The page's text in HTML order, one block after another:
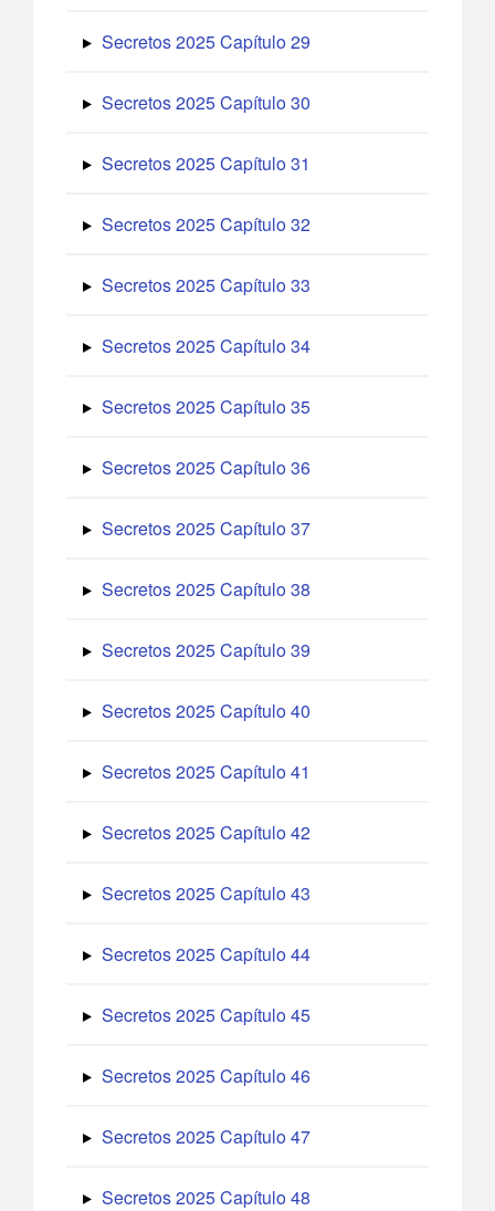
Secretos 2025 Capítulo 29
Secretos 2025 Capítulo 30
Secretos 2025 Capítulo 31
Secretos 2025 Capítulo 32
Secretos 2025 Capítulo 33
Secretos 2025 Capítulo 34
Secretos 2025 Capítulo 35
Secretos 2025 Capítulo 36
Secretos 2025 Capítulo 37
Secretos 2025 Capítulo 38
Secretos 2025 Capítulo 39
Secretos 2025 Capítulo 40
Secretos 2025 Capítulo 41
Secretos 2025 Capítulo 42
Secretos 2025 Capítulo 43
Secretos 2025 Capítulo 44
Secretos 2025 Capítulo 45
Secretos 2025 Capítulo 46
Secretos 2025 Capítulo 47
Secretos 2025 Capítulo 48